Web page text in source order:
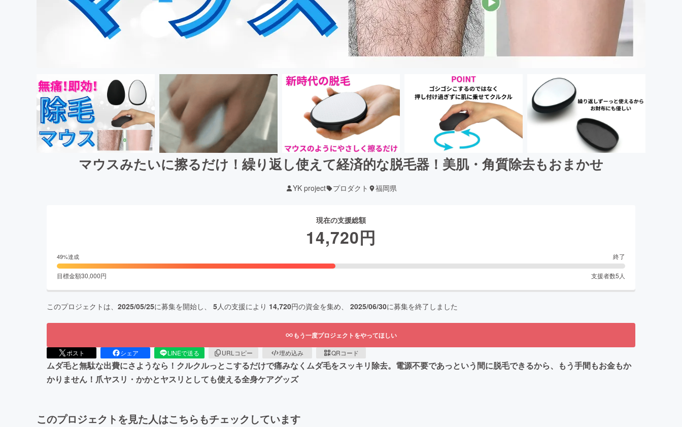
マウスみたいに擦るだけ！繰り返し使えて経済的な脱毛器！美肌・角質除去もおまかせ
YK project プロダクト 福岡県
現在の支援総額
14,720円
49%達成 終了
目標金額30,000円 支援者数5 人
このプロジェクトは、 2025/05/25に募集を開始し、 5人の支援により 14,720円の資金を集め、 2025/06/30に募集を終了しました
もう一度プロジェクトをやってほしい
ポスト シェア LINEで送る URLコピー 埋め込み QRコード
ムダ毛と無駄な出費にさようなら！クルクルっとこするだけで痛みなくムダ毛をスッキリ除去。電源不要であっという間に脱毛できるから、もう手間もお金もか
かりません！爪ヤスリ・かかとヤスリとしても使える全身ケアグッズ
このプロジェクトを見た人はこちらもチェックしています